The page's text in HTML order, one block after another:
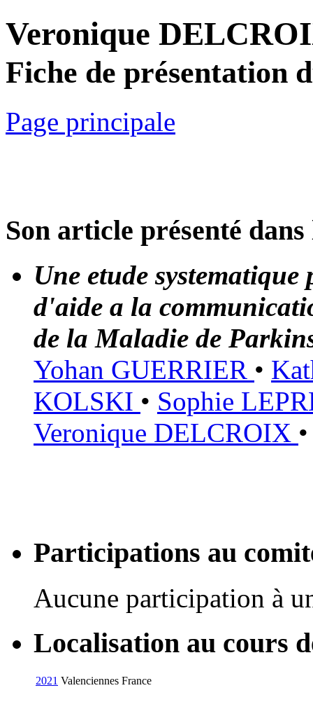
Veronique
Fiche de présentation
Page principale
Son article présenté
Une etude
d'aide a la
de la Maladie de
Yohan GUERRIER •
KOLSKI • Sophie
Veronique DELCROIX
Participations au
Aucune participation à
Localisation au cours
2021 Valenciennes France